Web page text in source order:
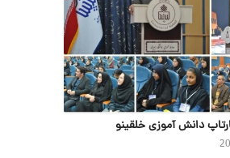
دانش آموزی خلقینو